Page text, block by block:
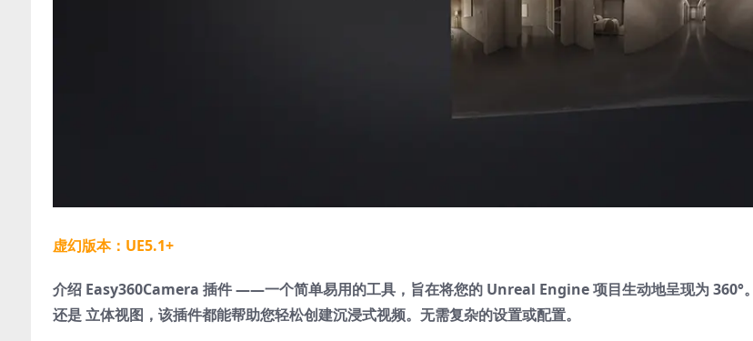
虚幻版本：UE5.1+
介绍 Easy360Camera 插件 ——一个简单易用的工具，旨在将您的 Unreal Engine 项目生动地呈现为 360°
还是 立体视图，该插件都能帮助您轻松创建沉浸式视频。无需复杂的设置或配置。